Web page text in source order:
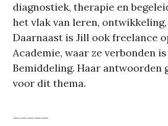
diagnostiek, therapie en
het vlak van leren,
Daarnaast is Jill ook freelance
Academie, waar ze verbonden
Bemiddeling. Haar antwoorden
voor dit thema.